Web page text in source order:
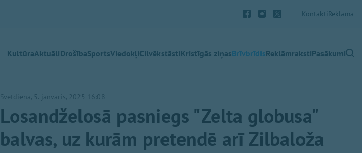
KontaktiReklāma
KultūraAktuāliDrošībaSportsViedokļiCilvēkstāstiKristīgās ziņasBrīvbrīdisReklāmrakstiPasākumi
Svētdiena, 5. janvāris, 2025 16:08
Losandželosā pasniegs "Zelta globusa"
balvas, uz kurām pretendē arī Zilbaloža